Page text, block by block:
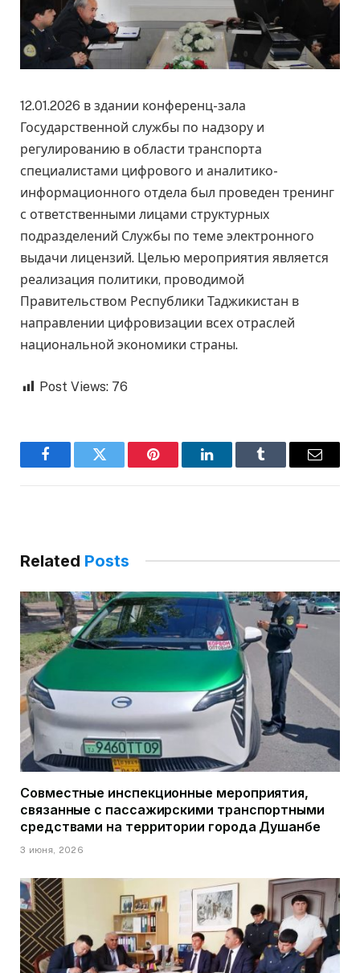
12.01.2026 в здании конференц-зала
Государственной службы по надзору и
регулированию в области транспорта
специалистами цифрового и аналитико-
информационного отдела был проведен тренинг
с ответственными лицами структурных
подразделений Службы по теме электронного
выдачи лицензий. Целью мероприятия является
реализация политики, проводимой
Правительством Республики Таджикистан в
направлении цифровизации всех отраслей
национальной экономики страны.
Post Views: 76
FacebookTwitter Pinterest LinkedInTumblr Email
Related Posts
Совместные инспекционные мероприятия,
связанные с пассажирскими транспортными
средствами на территории города Душанбе
3 июня, 2026